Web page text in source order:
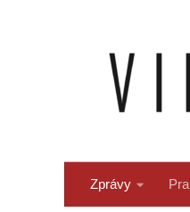
Zprávy